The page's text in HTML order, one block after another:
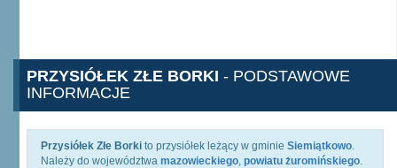
PRZYSIÓŁEK ZŁE BORKI - PODSTAWOWE
INFORMACJE
Przysiółek Złe Borki to przysiółek leżący w gminie Siemiątkowo.
Należy do województwa mazowieckiego, powiatu żuromińskiego.